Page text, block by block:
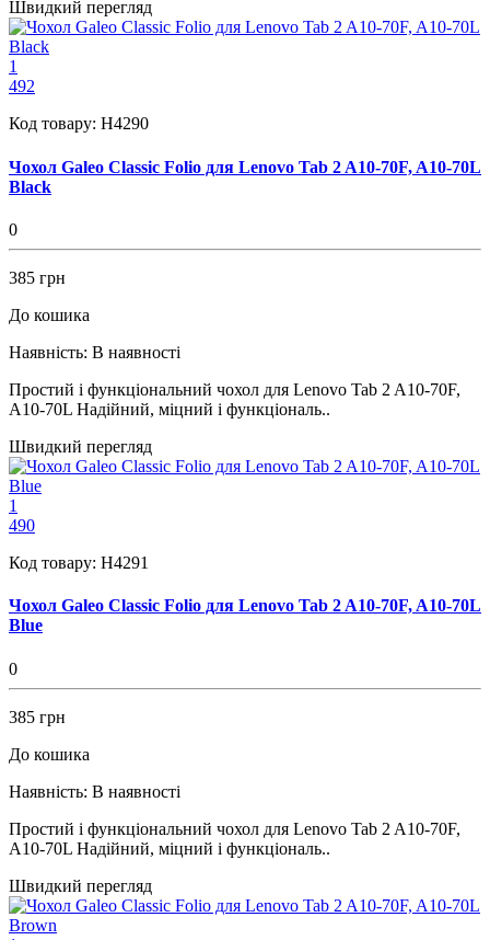
Швидкий перегляд
1
492
Код товару: H4290
Чохол Galeo Classic Folio для Lenovo Tab 2 A10-70F, A10-70L
Black
0
385 грн
До кошика
Наявність: В наявності
Простий і функціональний чохол для Lenovo Tab 2 A10-70F,
A10-70L Надійний, міцний і функціональ..
Швидкий перегляд
1
490
Код товару: H4291
Чохол Galeo Classic Folio для Lenovo Tab 2 A10-70F, A10-70L
Blue
0
385 грн
До кошика
Наявність: В наявності
Простий і функціональний чохол для Lenovo Tab 2 A10-70F,
A10-70L Надійний, міцний і функціональ..
Швидкий перегляд